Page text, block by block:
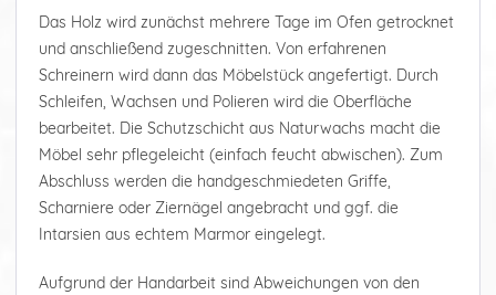
Das Holz wird zunächst mehrere Tage im Ofen getrocknet
und anschließend zugeschnitten. Von erfahrenen
Schreinern wird dann das Möbelstück angefertigt. Durch
Schleifen, Wachsen und Polieren wird die Oberfläche
bearbeitet. Die Schutzschicht aus Naturwachs macht die
Möbel sehr pflegeleicht (einfach feucht abwischen). Zum
Abschluss werden die handgeschmiedeten Griffe,
Scharniere oder Ziernägel angebracht und ggf. die
Intarsien aus echtem Marmor eingelegt.
Aufgrund der Handarbeit sind Abweichungen von den